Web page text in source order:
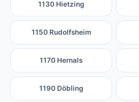
1130 Hietzing
1150 Rudolfsheim
1170 Hernals
1190 Döbling